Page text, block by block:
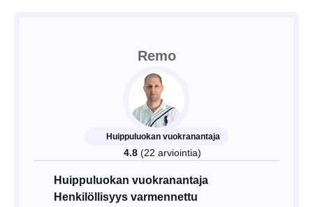
Remo
Huippuluokan vuokranantaja
4.8 (22 arviointia)
Huippuluokan vuokranantaja
Henkilöllisyys varmennettu